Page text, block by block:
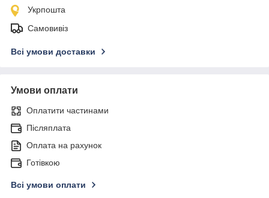
Укрпошта
Самовивіз
Всі умови доставки
Умови оплати
Оплатити частинами
Післяплата
Оплата на рахунок
Готівкою
Всі умови оплати